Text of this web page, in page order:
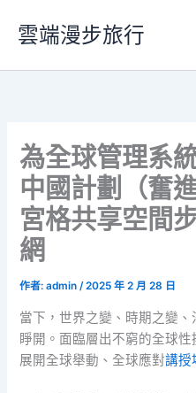
要
雲端漫步旅行
為全球管理系
中國計劃（奮
宮格共享空間
網
作者:admin/2025 年 2 月 28 日
當下，世界之變、時期之變
睜開。面臨層出不窮的全球
展開全球舉動、全球應對講授